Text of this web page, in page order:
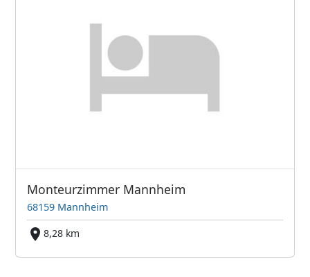
Monteurzimmer Mannheim
68159 Mannheim
8,28 km